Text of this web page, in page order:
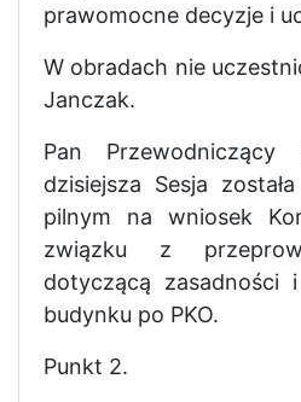
prawomocne decyzje i
W obradach nie
Janczak.
Pan Przewodniczący
dzisiejsza Sesja
pilnym na wniosek
związku z
dotyczącą zasadności
budynku po PKO.
Punkt 2.